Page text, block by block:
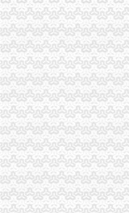
上海注册商贸公司|一般
一般纳税人公司转让一
一般纳税人公司有哪些
一般纳税人公司转让-58
一般纳税人公司转让_搜
一般纳税人公司注册代办
【成都注册一般纳税人
新办一般纳税人企业执
【申办一般纳税人公司
深圳一般纳税人公司怎
【一般纳税人公司记账
一般纳税人公司出手-爱
一般纳税人公司创办服